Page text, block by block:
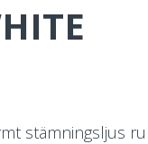
stämningsljus